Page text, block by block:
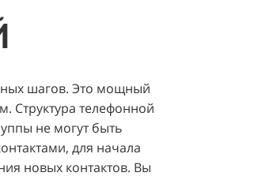
шагов. Это мощный
Структура телефонной
не могут быть
для начала
новых контактов. Вы